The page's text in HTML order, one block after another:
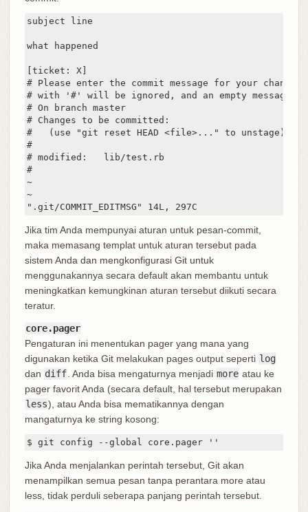
subject line
what happened
[ticket: X]
# Please enter the commit message for your
# with '#' will be ignored, and an empty message
# On branch master
# Changes to be committed:
#   (use "git reset HEAD <file>..." to unstage)
#
# modified:   lib/test.rb
#
~
~
".git/COMMIT_EDITMSG" 14L, 297C
Jika tim Anda mempunyai aturan untuk pesan-commit,
maka memasang templat untuk aturan tersebut pada
sistem Anda dan mengkonfigurasi Git untuk
menggunakannya secara default akan membantu untuk
meningkatkan kemungkinan aturan tersebut diikuti secara
teratur.
core.pager
Pengaturan ini menentukan pager yang mana yang
digunakan ketika Git melakukan pages output seperti log
dan diff . Anda bisa mengaturnya menjadi more atau ke
pager favorit Anda (secara default, hal tersebut merupakan
less), atau Anda bisa mematikannya dengan
mangaturnya ke string kosong:
$ git config --global core.pager ''
Jika Anda menjalankan perintah tersebut, Git akan
menampilkan semua pesan tanpa perantara more atau
less, tidak perduli seberapa panjang perintah tersebut.